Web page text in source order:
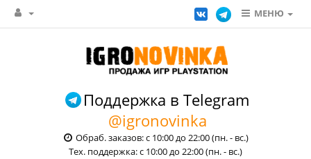
МЕНЮ
Поддержка в Telegram
@igronovinka
Обраб. заказов: с 10:00 до 22:00 (пн. - вс.)
Тех. поддержка: с 10:00 до 22:00 (пн. - вс.)